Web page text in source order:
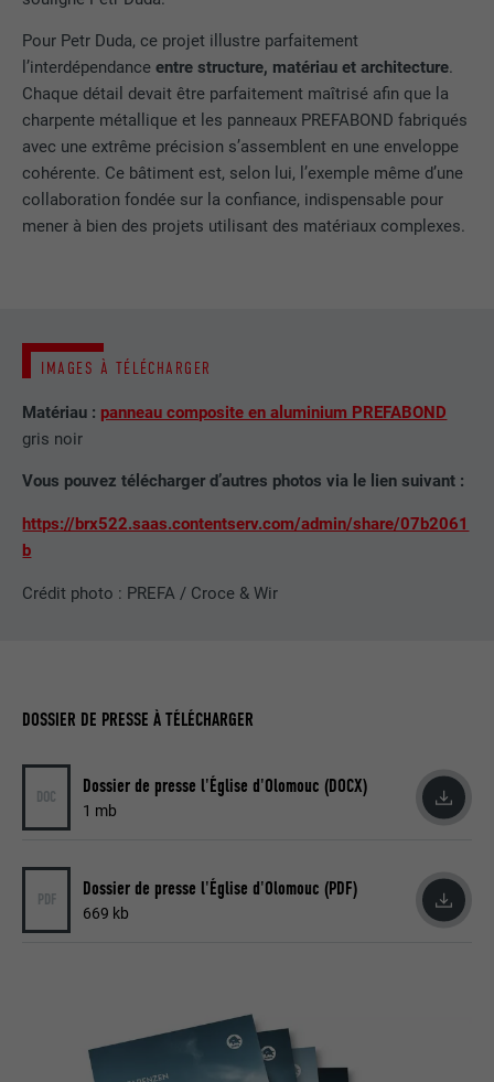
Pour Petr Duda, ce projet illustre parfaitement
l’interdépendanceentre structure, matériau et architecture.
Chaque détail devait être parfaitement maîtrisé afin que la
charpente métallique et les panneaux PREFABOND fabriqués
avec une extrême précision s’assemblent en une enveloppe
cohérente. Ce bâtiment est, selon lui, l’exemple même d’une
collaboration fondée sur la confiance, indispensable pour
mener à bien des projets utilisant des matériaux complexes.
IMAGES À TÉLÉCHARGER
Matériau : panneau composite en aluminium PREFABOND
gris noir
Vous pouvez télécharger d’autres photos via le lien suivant :
https://brx522.saas.contentserv.com/admin/share/07b2061
b
Crédit photo : PREFA / Croce & Wir
DOSSIER DE PRESSE À TÉLÉCHARGER
DOC Dossier de presse l'Église d'Olomouc (DOCX)
1 mb
PDF Dossier de presse l'Église d'Olomouc (PDF)
669 kb
EXPIRATION
UTILITÉ
Enregistre un identifiant unique utilisé
pour générer des données statistiques
sur la manière dont l'utilisateur utilise le
site Internet.
NOM _gaexp
UTILITÉ
autorise l'utilisation de cookies. Ne
NOM lang
FOURNISSEUR ads.linkedin.com
EXPIRATION Session
UTILITÉ
Enregistre la langue choisie par
l'utilisateur pour un site Internet.
nous » intégrée.
Utilisé par le service de réseau social
NOM
FOURNISSEUR LinkedIn
EXPIRATION
services intégrés